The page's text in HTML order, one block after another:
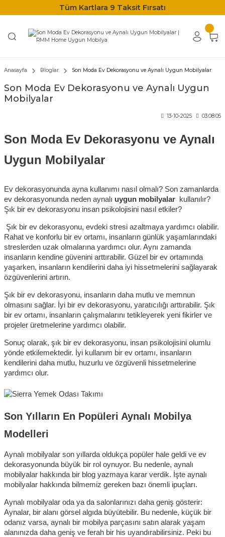
Tüm Kartlara 9 Taksit Fırsatı
Anasayfa Bloglar Son Moda Ev Dekorasyonu ve Aynalı Uygun Mobilyalar
Son Moda Ev Dekorasyonu ve Aynalı Uygun
Mobilyalar
13-10-2025 03:08:05
Son Moda Ev Dekorasyonu ve Aynalı
Uygun Mobilyalar
Ev dekorasyonunda ayna kullanımı nasıl olmalı? Son zamanlarda
ev dekorasyonunda neden aynalı uygun mobilyalar
kullanılır?
Şık bir ev dekorasyonu insan psikolojisini nasıl etkiler?
Şık bir ev dekorasyonu, evdeki stresi azaltmaya yardımcı olabilir.
Rahat ve konforlu bir ev ortamı, insanların günlük yaşamlarındaki
streslerden uzak olmalarına yardımcı olur. Aynı zamanda
insanların kendine güvenini arttırabilir. Güzel bir ev ortamında
yaşarken, insanların kendilerini daha iyi hissetmelerini sağlayarak
özgüvenlerini artırın.
Şık bir ev dekorasyonu, insanların daha mutlu ve memnun
olmasını sağlar. İyi bir ev dekorasyonu, yaratıcılığı arttırabilir. Şık
bir ev ortamı, insanların çalışmalarını tetikleyerek yeni fikirler ve
projeler üretmelerine yardımcı olabilir.
Sonuç olarak, şık bir ev dekorasyonu, insan psikolojisini olumlu
yönde etkilemektedir. İyi kullanım bir ev ortamı, insanların
kendilerini daha mutlu, huzurlu ve özgüvenli hissetmelerine
yardımcı olur.
Son Yılların En Popüleri Aynalı Mobilya
Modelleri
Aynalı mobilyalar son yıllarda oldukça popüler hale geldi ve ev
dekorasyonunda büyük bir rol oynuyor. Bu nedenle, aynalı
mobilyalar hakkında bir blog yazmaya karar verdik. İşte aynalı
mobilyalar hakkında bilmemiz gereken bazı önemli ipuçları.
Aynalı mobilyalar oda ya da salonlarınızı daha geniş gösterir:
Aynalar, bir alanı görsel algıda büyütebilir. Bu nedenle, küçük bir
odanız varsa, aynalı bir mobilya parçasını satın alarak yaşam
alanınızda daha geniş ve ferah bir his uyandırabilirsiniz. Peki bu